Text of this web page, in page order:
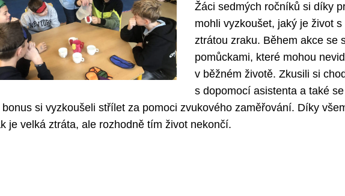
Žáci sedmých ročníků si díky
mohli vyzkoušet, jaký je život
ztrátou zraku. Během akce se
pomůckami, které mohou
v běžném životě. Zkusili si
s dopomocí asistenta a také
bonus si vyzkoušeli střílet za pomoci zvukového zaměřování. Díky
je velká ztráta, ale rozhodně tím život nekončí.